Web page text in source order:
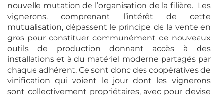
nouvelle mutation de l’organisation de la filière. Les
vignerons, comprenant l’intérêt de cette
mutualisation, dépassent le principe de la vente en
gros pour constituer communément de nouveaux
outils de production donnant accès à des
installations et à du matériel moderne partagés par
chaque adhérent. Ce sont donc des coopératives de
vinification qui voient le jour dont les vignerons
sont collectivement propriétaires, avec pour devise